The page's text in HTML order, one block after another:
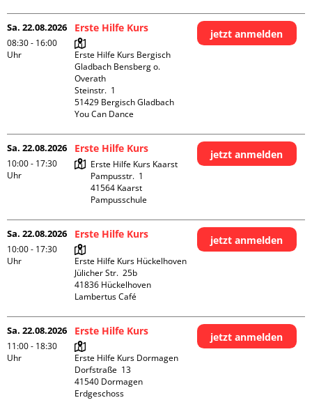
Sa. 22.08.2026
08:30 - 16:00
Uhr
Erste Hilfe Kurs
Erste Hilfe Kurs Bergisch
Gladbach Bensberg o.
Overath
Steinstr.  1
51429 Bergisch Gladbach
You Can Dance
jetzt anmelden
Sa. 22.08.2026
10:00 - 17:30
Uhr
Erste Hilfe Kurs
Erste Hilfe Kurs Kaarst
Pampusstr.  1
41564 Kaarst
Pampusschule
jetzt anmelden
Sa. 22.08.2026
10:00 - 17:30
Uhr
Erste Hilfe Kurs
Erste Hilfe Kurs Hückelhoven
Jülicher Str.  25b
41836 Hückelhoven
Lambertus Café
jetzt anmelden
Sa. 22.08.2026
11:00 - 18:30
Uhr
Erste Hilfe Kurs
Erste Hilfe Kurs Dormagen
Dorfstraße  13
41540 Dormagen
Erdgeschoss
jetzt anmelden